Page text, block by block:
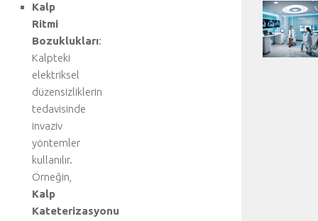
Kalp
Ritmi
Bozuklukları:
Kalpteki
elektriksel
düzensizliklerin
tedavisinde
invaziv
yöntemler
kullanılır.
Örneğin,
Kalp
Kateterizasyonu